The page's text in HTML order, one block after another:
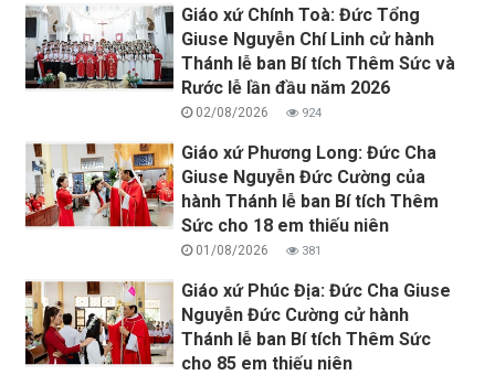
Giáo xứ Chính Toà: Đức Tổng
Giuse Nguyễn Chí Linh cử hành
Thánh lễ ban Bí tích Thêm Sức và
Rước lễ lần đầu năm 2026
02/08/2026 924
Giáo xứ Phương Long: Đức Cha
Giuse Nguyễn Đức Cường của
hành Thánh lễ ban Bí tích Thêm
Sức cho 18 em thiếu niên
01/08/2026 381
Giáo xứ Phúc Địa: Đức Cha Giuse
Nguyễn Đức Cường cử hành
Thánh lễ ban Bí tích Thêm Sức
cho 85 em thiếu niên